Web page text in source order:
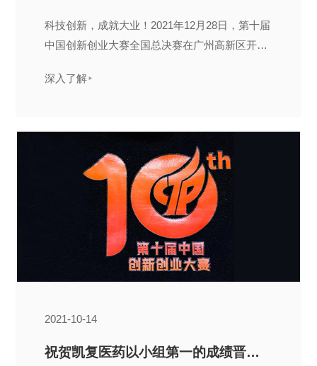
科技创新，成就大业！2021年12月28日，第十届
中国创新创业大赛全国总决赛在广州高新区开
深入了解
2021-10-14
祝贺凯复医药以小组第一的成绩晋级第十届中国创新创业大赛总决赛